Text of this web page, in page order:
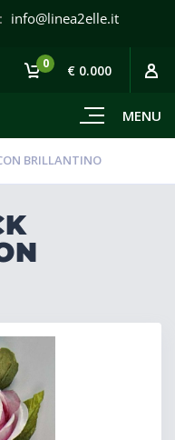
: info@linea2elle.it
MENU
0 € 0.000
BRILLANTINO